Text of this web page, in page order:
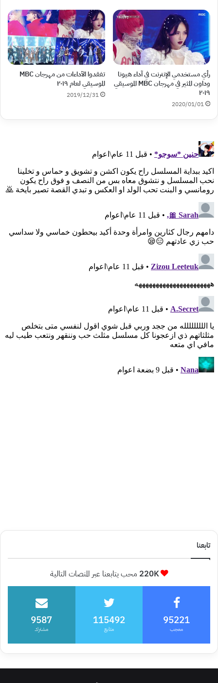
رأي مستخدمي الإنترنت في آداء هيونا
وداون المثير في مهرجان MBC الموسيقي
٢٠١٩
2020/01/01
تفقدوا الآداءات من مهرجان MBC
الموسيقي لعام ٢٠١٩
2019/12/31
تابعنا
220K محب يتابعنا عبر المنصات التالية
95221
معجب
115492
متابع
9587
مشترك